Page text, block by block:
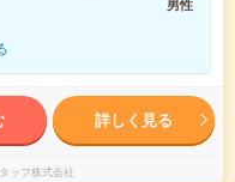
男性
詳しく見る
ッフ株式会社